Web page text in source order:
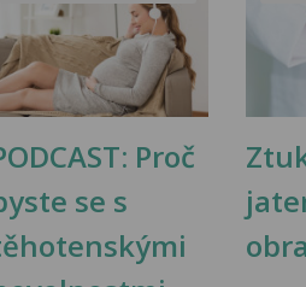
Proč
se s